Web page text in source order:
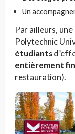
Un
Par ailleurs,
Polytechnic
étudiants
entièrement
restauration).